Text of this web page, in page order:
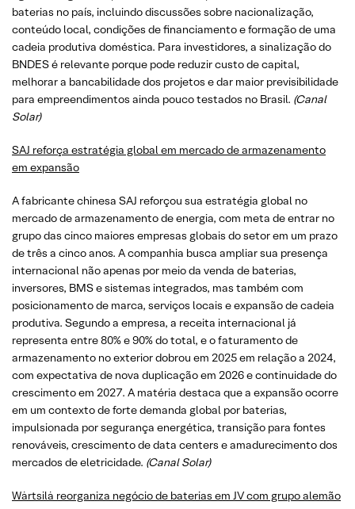
baterias no país, incluindo discussões sobre nacionalização,
conteúdo local, condições de financiamento e formação de uma
cadeia produtiva doméstica. Para investidores, a sinalização do
BNDES é relevante porque pode reduzir custo de capital,
melhorar a bancabilidade dos projetos e dar maior previsibilidade
para empreendimentos ainda pouco testados no Brasil. (Canal
Solar)
SAJ reforça estratégia global em mercado de armazenamento
em expansão
A fabricante chinesa SAJ reforçou sua estratégia global no
mercado de armazenamento de energia, com meta de entrar no
grupo das cinco maiores empresas globais do setor em um prazo
de três a cinco anos. A companhia busca ampliar sua presença
internacional não apenas por meio da venda de baterias,
inversores, BMS e sistemas integrados, mas também com
posicionamento de marca, serviços locais e expansão de cadeia
produtiva. Segundo a empresa, a receita internacional já
representa entre 80% e 90% do total, e o faturamento de
armazenamento no exterior dobrou em 2025 em relação a 2024,
com expectativa de nova duplicação em 2026 e continuidade do
crescimento em 2027. A matéria destaca que a expansão ocorre
em um contexto de forte demanda global por baterias,
impulsionada por segurança energética, transição para fontes
renováveis, crescimento de data centers e amadurecimento dos
mercados de eletricidade. (Canal Solar)
Wärtsilä reorganiza negócio de baterias em JV com grupo alemão